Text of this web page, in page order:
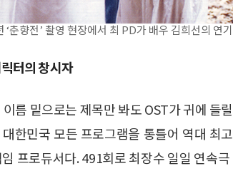
춘향전’ 촬영 현장에서 최 PD가 배우 김희선의 연
터의 창시자
름 밑으로는 제목만 봐도 OST가 귀에 들
한민국 모든 프로그램을 통틀어 역대 최
임 프로듀서다. 491회로 최장수 일일 연속